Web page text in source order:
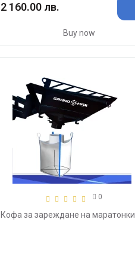
2 160.00 лв.
Buy now
0
Кофа за зареждане на маратонки